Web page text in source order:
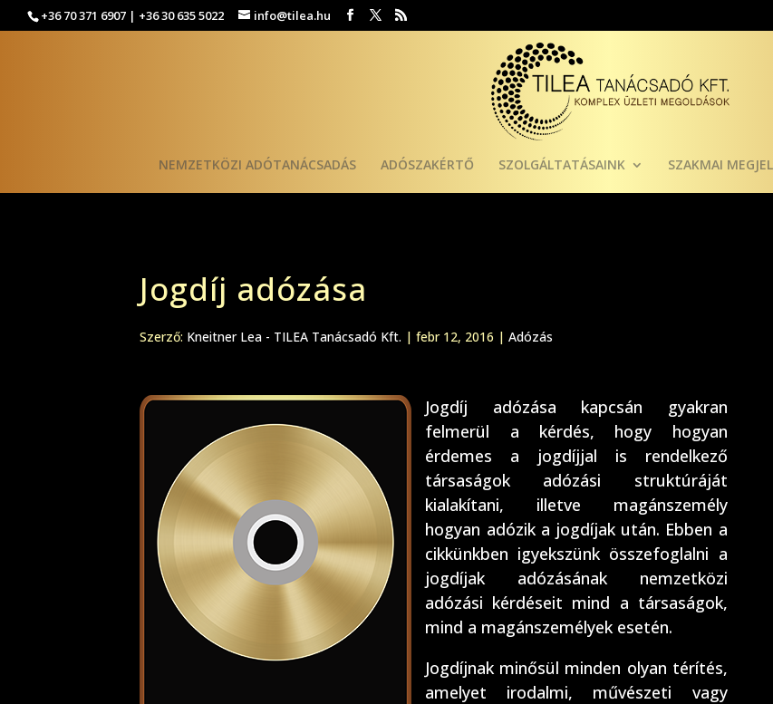
+36 70 371 6907 | +36 30 635 5022 info@tilea.hu
NEMZETKÖZI ADÓTANÁCSADÁS ADÓSZAKÉRTŐ SZOLGÁLTATÁSAINK SZAKMAI
Jogdíj adózása
Szerző: Kneitner Lea - TILEA Tanácsadó Kft. |febr 12, 2016 |Adózás
Jogdíj adózása kapcsán gyakran
felmerül a kérdés, hogy hogyan
érdemes a jogdíjjal is rendelkező
társaságok adózási struktúráját
kialakítani, illetve magánszemély
hogyan adózik a jogdíjak után. Ebben a
cikkünkben igyekszünk összefoglalni a
jogdíjak adózásának nemzetközi
adózási kérdéseit mind a társaságok,
mind a magánszemélyek esetén.
Jogdíjnak minősül minden olyan térítés,
amelyet irodalmi, művészeti vagy